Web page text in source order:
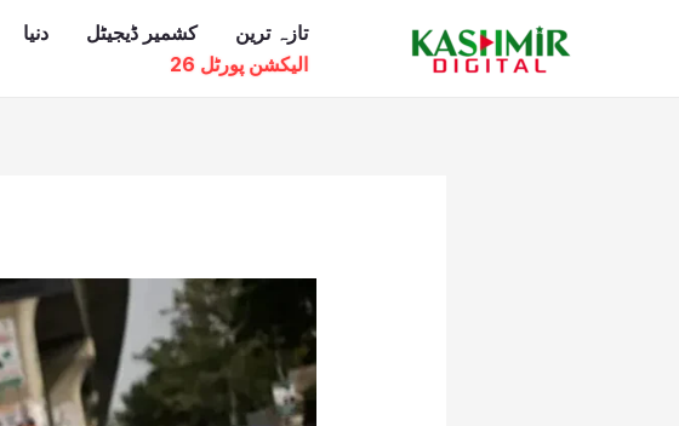
تازہ ترین کشمیر ڈیجیٹل دنیا
الیکشن پورٹل 26